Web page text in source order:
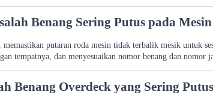
Benang Sering Putus pada
putaran roda mesin tidak terbalik mesik untuk
tempatnya, dan menyesuaikan nomor benang dan
Benang Overdeck yang Sering